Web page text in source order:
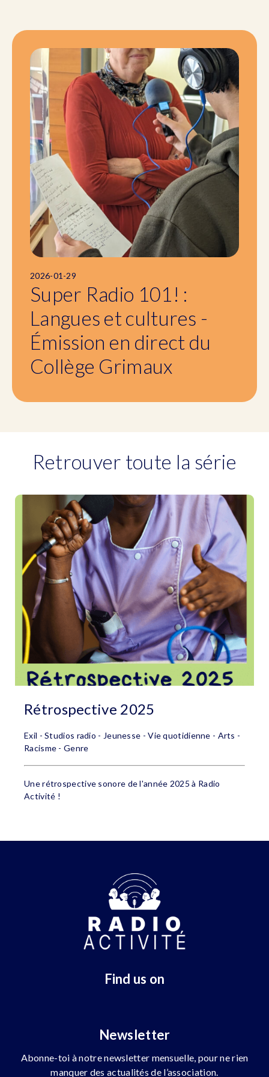
2026-01-29
Super Radio 101! :
Langues et cultures -
Émission en direct du
Collège Grimaux
Retrouver toute la série
Rétrospective 2025
Exil - Studios radio - Jeunesse - Vie quotidienne - Arts -
Racisme - Genre
Une rétrospective sonore de l'année 2025 à Radio
Activité !
Find us on
Newsletter
Abonne-toi à notre newsletter mensuelle, pour ne rien
manquer des actualités de l’association.